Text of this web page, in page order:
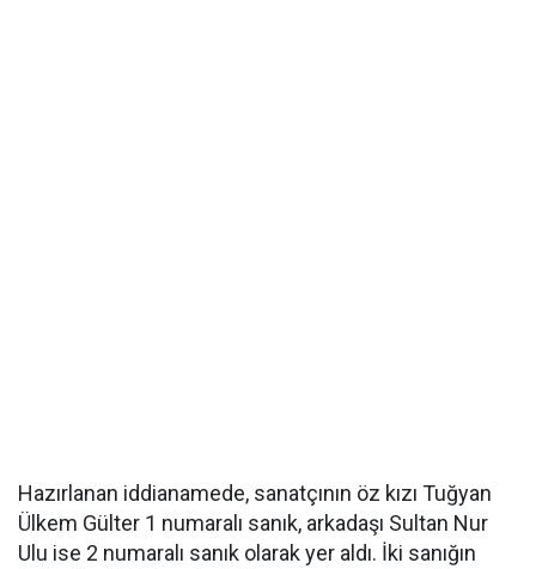
Hazırlanan iddianamede, sanatçının öz kızı Tuğyan
Ülkem Gülter 1 numaralı sanık, arkadaşı Sultan Nur
Ulu ise 2 numaralı sanık olarak yer aldı. İki sanığın